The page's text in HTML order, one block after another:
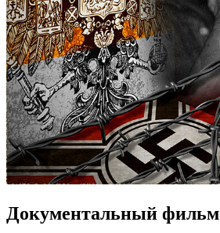
Документальный фильм